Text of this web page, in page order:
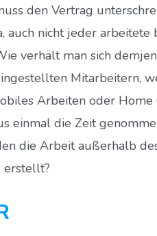
den Vertrag
auch nicht jeder
verhält man sich
Mitarbeitern,
Arbeiten oder Home
einmal die Zeit
die Arbeit außerhalb
erstellt?